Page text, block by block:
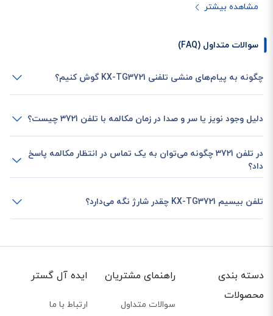
کلید، می‌توانید مصرف باتری تلفن را تا حد زیادی کاهش دهید. این قابلیت به این
پایه قرار دارد، سیگنال‌های تولید شده را کم‌تر می‌کند.
تماس‌های بی‌موقع، همیشه آزار دهنده هستند. تصور کنید که با یک تماس تلفنی
مشاهده بیشتر
سوالات متداول (FAQ)
چگونه به پیام‌های منشی تلفنی KX-TG3721 گوش کنیم؟
دلیل وجود نویز یا سر و صدا در زمان مکالمه با تلفن 3721 چیست؟
در تلفن 3721 چگونه می‌توان به یک تماس در انتظار مکالمه پاسخ
داد؟
تلفن بیسیم KX-TG3721 چقدر شارژ نگه می‌دارد؟
دسته بندی
محصولات
راهنمای مشتریان
سوالات متداول
ایده آل گستر
ارتباط با ما